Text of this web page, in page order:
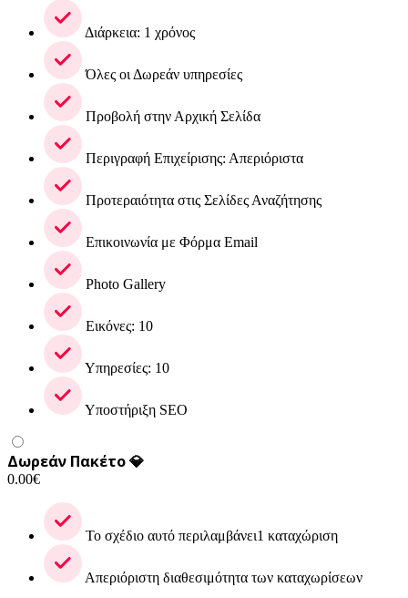
Διάρκεια: 1 χρόνος
Όλες οι Δωρεάν υπηρεσίες
Προβολή στην Αρχική Σελίδα
Περιγραφή Επιχείρισης: Απεριόριστα
Προτεραιότητα στις Σελίδες Αναζήτησης
Επικοινωνία με Φόρμα Email
Photo Gallery
Εικόνες: 10
Υπηρεσίες: 10
Υποστήριξη SEO
Δωρεάν Πακέτο 💎
0.00€
Το σχέδιο αυτό περιλαμβάνει1 καταχώριση
Απεριόριστη διαθεσιμότητα των καταχωρίσεων